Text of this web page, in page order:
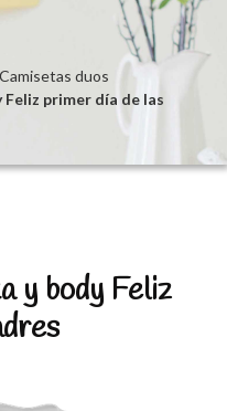
Camisetas duos
primer día de las
y body Feliz